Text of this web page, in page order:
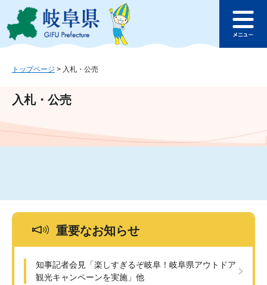
ジ
ュ
文
このページの本文へ
ュ
トップページ > 入札・公売
入札・公売
重要なお知らせ
知事記者会見「楽しすぎるぞ岐阜！岐阜県アウトドア
観光キャンペーンを実施」他